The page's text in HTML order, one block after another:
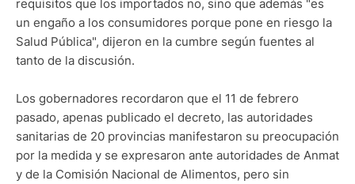
requisitos que los importados no, sino que además "es
un engaño a los consumidores porque pone en riesgo la
Salud Pública", dijeron en la cumbre según fuentes al
tanto de la discusión.
Los gobernadores recordaron que el 11 de febrero
pasado, apenas publicado el decreto, las autoridades
sanitarias de 20 provincias manifestaron su preocupación
por la medida y se expresaron ante autoridades de Anmat
y de la Comisión Nacional de Alimentos, pero sin